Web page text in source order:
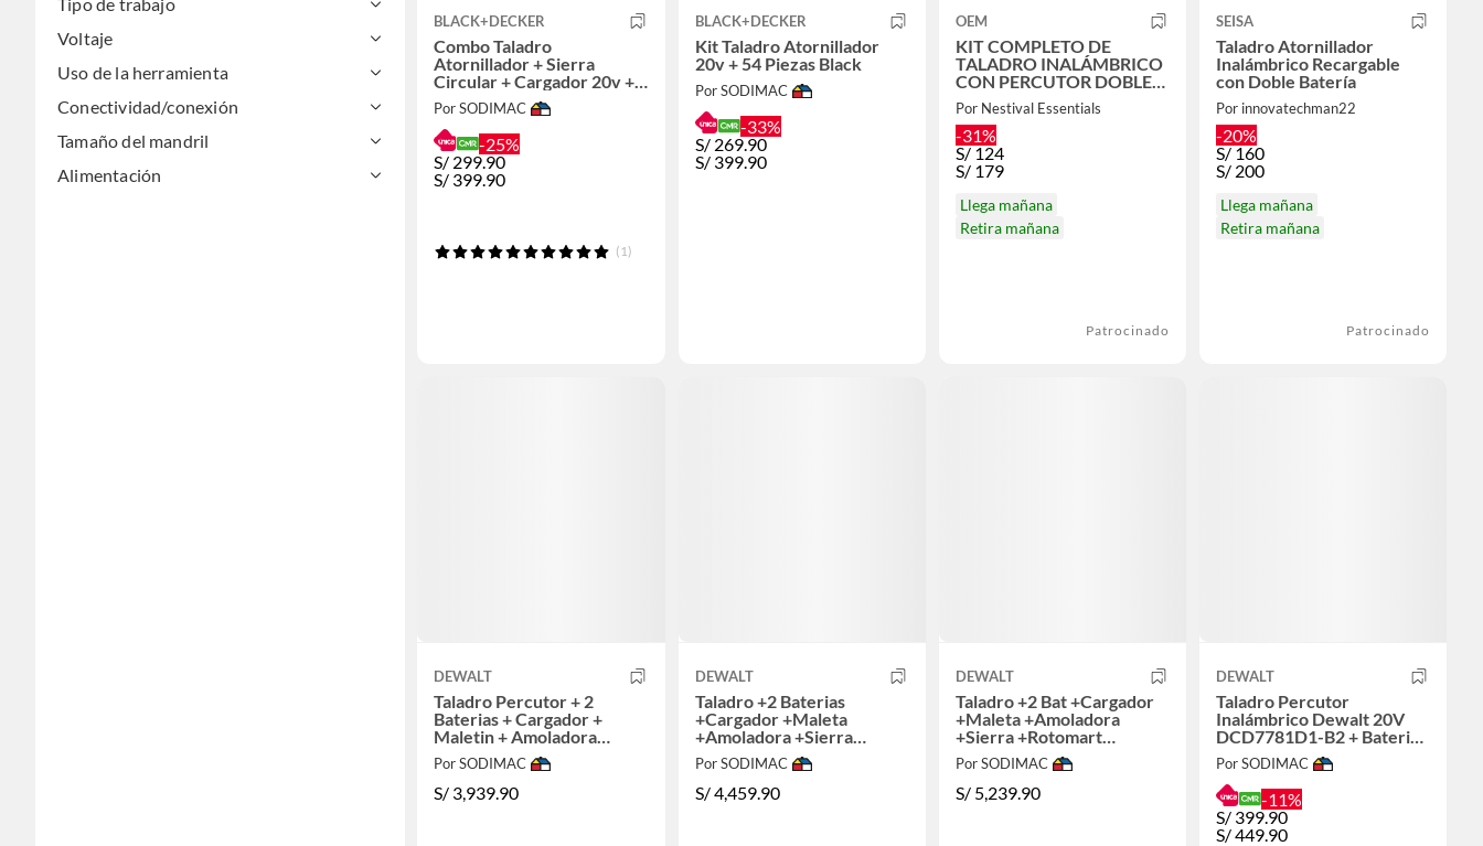
Voltaje
Uso de la herramienta
Conectividad/conexión
Tamaño del mandril
Alimentación
BLACK+DECKER
Combo Taladro
Atornillador + Sierra
Circular + Cargador 20v +
Batería 20V + Maletín
BDCD220CS
Por SODIMAC
-25%
S/ 299.90
S/ 399.90
(1)
BLACK+DECKER
Kit Taladro Atornillador
20v + 54 Piezas Black
Por SODIMAC
-33%
S/ 269.90
S/ 399.90
OEM
KIT COMPLETO DE
TALADRO INALÁMBRICO
CON PERCUTOR DOBLE
BATERIA DE 48V
Por Nestival Essentials
-31%
S/ 124
S/ 179
Llega mañana
Retira mañana
Patrocinado
SEISA
Taladro Atornillador
Inalámbrico Recargable
con Doble Batería
Por innovatechman22
-20%
S/ 160
S/ 200
Llega mañana
Retira mañana
Patrocinado
DEWALT
Taladro Percutor + 2
Baterias + Cargador +
Maletin + Amoladora
+Sierra + Rotomartillo +
Atornillador
Por SODIMAC
S/ 3,939.90
DEWALT
Taladro +2 Baterias
+Cargador +Maleta
+Amoladora +Sierra
+Rotomartillo
+Atornillador +Lijadora
Por SODIMAC
S/4,459.90
DEWALT
Taladro +2 Bat +Cargador
+Maleta +Amoladora
+Sierra +Rotomart
+Atornillador +Lijadora
+Llave Impact
Por SODIMAC
S/ 5,239.90
DEWALT
Taladro Percutor
Inalámbrico Dewalt 20V
DCD7781D1-B2 + Bateria
2Ah + Cargador + Bolso
Lona
Por SODIMAC
-11%
S/ 399.90
S/449.90